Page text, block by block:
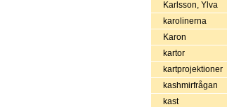
Karlsson, Ylva
karolinerna
Karon
kartor
kartprojektioner
kashmirfrågan
kast